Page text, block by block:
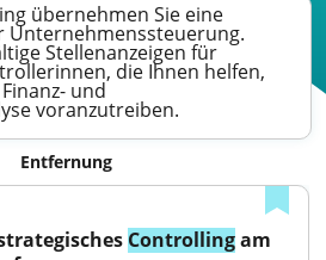
übernehmen Sie eine
Unternehmenssteuerung.
Stellenanzeigen für
die Ihnen helfen,
und
voranzutreiben.
Entfernung
Controlling am